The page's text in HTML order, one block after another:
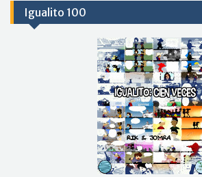
Igualito 100